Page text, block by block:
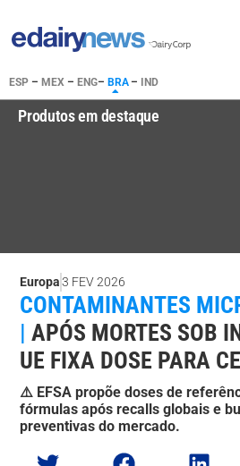
ESP – MEX – ENG– BRA– IND
Produtos em destaque
Europa 3 FEV 2026
CONTAMINANTES
| APÓS MORTES SOB
UE FIXA DOSE PARA
⚠️ EFSA propõe doses de
fórmulas após recalls globais e
preventivas do mercado.